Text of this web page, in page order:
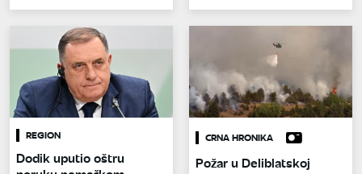
REGION
Dodik uputio oštru
CRNA HRONIKA
Požar u Deliblatskoj